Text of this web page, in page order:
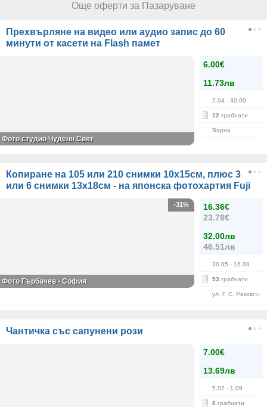
Още оферти за Пазаруване
Прехвърляне на видео или аудио запис до 60
минути от касети на Flash памет
6.00€
11.73лв
2.04 - 30.09
12 грабнати
Варна
Фото студио Чуденн Свят
Копиране на 105 или 210 снимки 10х15см, плюс 3
или 6 снимки 13х18см - на японска фотохартия Fuji
16.36€
23.78€
32.00лв
46.51лв
30.05 - 16.09
53 грабнати
ул. Г. С. Раковски
-31%
Фото Гърбачев - София
Чантичка със сапунени рози
7.00€
13.69лв
5.02 - 1.09
8 грабнати